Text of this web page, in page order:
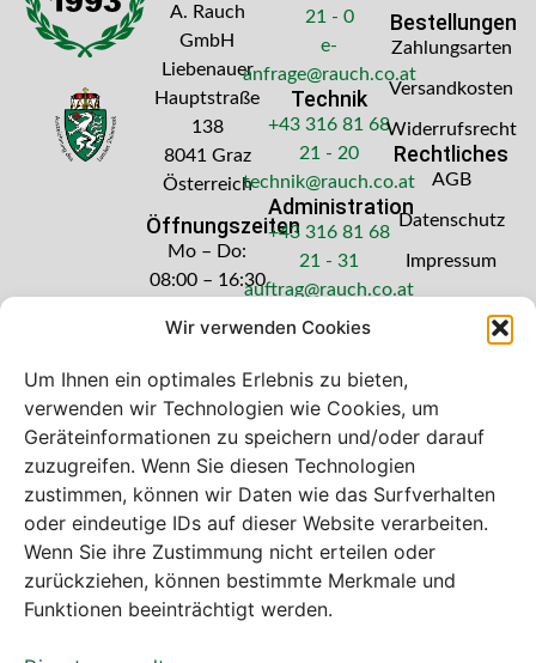
Wir verwenden Cookies
Um Ihnen ein optimales Erlebnis zu bieten,
verwenden wir Technologien wie Cookies, um
Geräteinformationen zu speichern und/oder darauf
zuzugreifen. Wenn Sie diesen Technologien
zustimmen, können wir Daten wie das Surfverhalten
oder eindeutige IDs auf dieser Website verarbeiten.
Wenn Sie ihre Zustimmung nicht erteilen oder
zurückziehen, können bestimmte Merkmale und
Funktionen beeinträchtigt werden.
A. Rauch
GmbH
Liebenauer
Hauptstraße
138
8041 Graz
Österreich
Öffnungszeiten
Mo – Do:
08:00 – 16:30
Freitag: 08:00
21 - 0
e-
anfrage@rauch.co.at
Technik
+43 316 81 68
21 - 20
technik@rauch.co.at
Administration
+43 316 81 68
21 - 31
auftrag@rauch.co.at
Bestellungen
Zahlungsarten
Versandkosten
Widerrufsrecht
Rechtliches
AGB
Datenschutz
Impressum
Bei diesem Webshop handelt es sich um
einen B2B-Webshop
A. Rauch GmbH – Ihr Experte aus Österreich für Waagen,
Eich- & Kalibrierservice, Sprühnebel-Zerstäubungstechnik
und Lebensmittelmaschinen.